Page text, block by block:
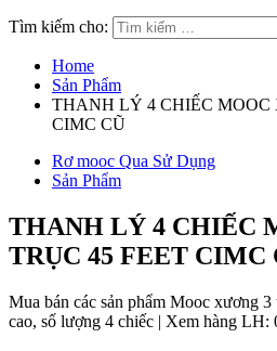
Tìm kiếm cho:
Home
Sản Phẩm
THANH LÝ 4 CHIẾC MOOC
CIMC CŨ
Rơ mooc Qua Sử Dụng
Sản Phẩm
THANH LÝ 4 CHIẾC
TRỤC 45 FEET CIMC
Mua bán các sản phẩm Mooc xương
cao, số lượng 4 chiếc | Xem hàng LH: